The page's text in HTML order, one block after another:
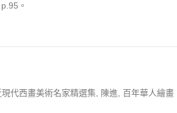
。
代西畫美術名家精選集 陳進 百年華人繪畫